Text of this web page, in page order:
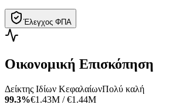
Έλεγχος ΦΠΑ
Οικονομική Επισκόπηση
Δείκτης Ιδίων ΚεφαλαίωνΠολύ καλή
99.3%€1.43M / €1.44M